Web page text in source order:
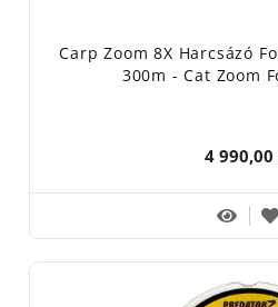
Carp Zoom 8X Harcsázó
300m - Cat Zoom
4 990,00